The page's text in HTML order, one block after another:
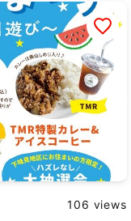
106 views